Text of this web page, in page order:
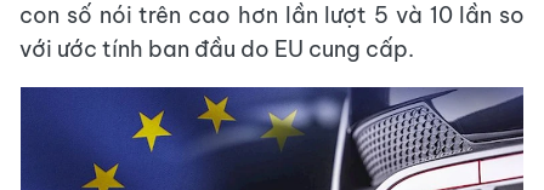
con số nói trên cao hơn lần lượt 5 và 10 lần so
với ước tính ban đầu do EU cung cấp.